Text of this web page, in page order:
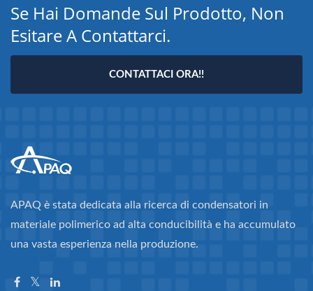
Se Hai Domande Sul Prodotto, Non
Esitare A Contattarci.
CONTATTACI ORA!!
APAQ è stata dedicata alla ricerca di condensatori in
materiale polimerico ad alta conducibilità e ha accumulato
una vasta esperienza nella produzione.